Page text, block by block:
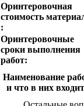
Оринтеровочная
стоимость
:
Оринтеровочные
сроки выполнения
работ:
Наименование
и что в них